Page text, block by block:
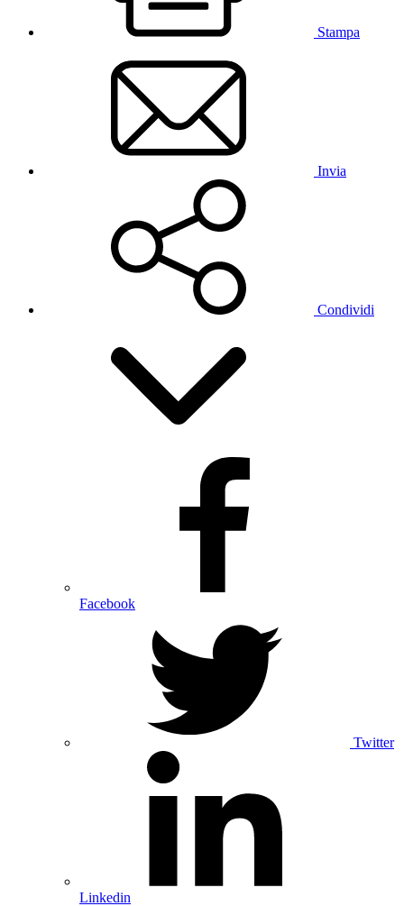
Stampa
Invia
Condividi
Facebook
Twitter
Linkedin